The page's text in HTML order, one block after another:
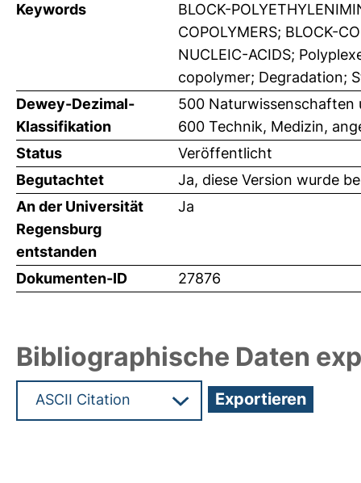
Keywords
BLOCK-
COPOLYMERS; BLOCK-
NUCLEIC-ACIDS;
copolymer; Degradation;
Dewey-Dezimal-
Klassifikation
500 Naturwissenschaften
600 Technik, Medizin,
Status
Veröffentlicht
Begutachtet
Ja, diese Version wurde
An der Universität
Regensburg
entstanden
Ja
Dokumenten-ID 27876
Bibliographische Daten